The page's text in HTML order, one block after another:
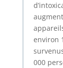
environ
000